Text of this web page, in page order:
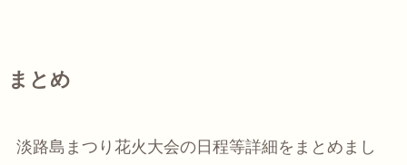
まとめ
淡路島まつり花火大会の日程等詳細をまとめまし